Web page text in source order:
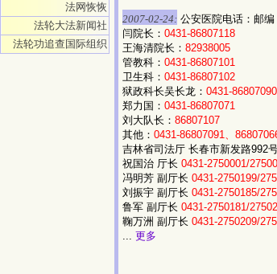
法网恢恢
法轮大法新闻社
法轮功追查国际组织
2007-02-24: 公安医院电话：邮编
闫院长： 0431-86807118
王海清院长： 82938005
管教科： 0431-86807101
卫生科： 0431-86807102
狱政科长吴长龙： 0431-86807090
郑力国： 0431-86807071
刘大队长： 86807107
其他： 0431-86807091、
吉林省司法厅 长春市新发路992
祝国治 厅长 0431-2750001/
冯明芳 副厅长 0431-2750199/
刘振宇 副厅长 0431-2750185/
鲁军 副厅长 0431-2750181/
鞠万洲 副厅长 0431-2750209/
更多